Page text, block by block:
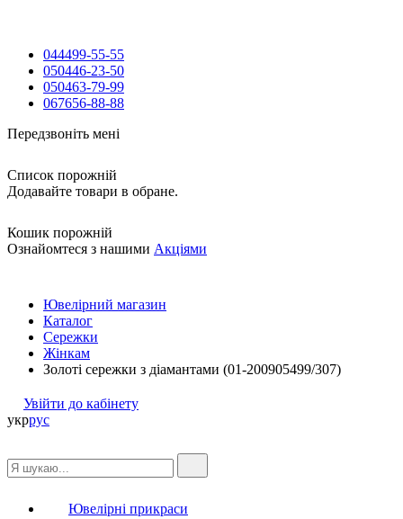
044499-55-55
050446-23-50
050463-79-99
067656-88-88
Передзвоніть мені
Список порожній
Додавайте товари в обране.
Кошик порожній
Ознайомтеся з нашими Акціями
Ювелірний магазин
Каталог
Сережки
Жінкам
Золоті сережки з діамантами (01-200905499/307)
Увійти до кабінету
укррус
Ювелірні прикраси